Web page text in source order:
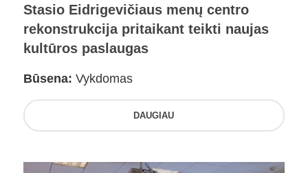
Stasio Eidrigevičiaus menų centro
rekonstrukcija pritaikant teikti naujas
kultūros paslaugas
Būsena: Vykdomas
DAUGIAU